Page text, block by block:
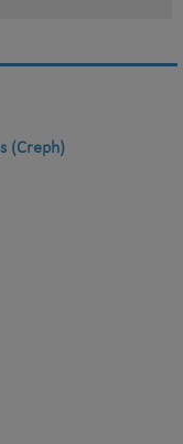
(Creph)